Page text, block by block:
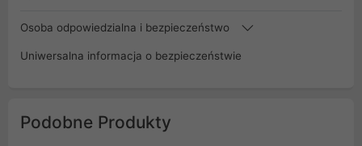
Osoba odpowiedzialna i bezpieczeństwo
Uniwersalna informacja o bezpieczeństwie
Podobne Produkty